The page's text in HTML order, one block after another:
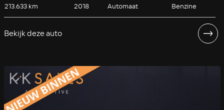
213.633 km 2018 Automaat Benzine
Bekijk deze auto